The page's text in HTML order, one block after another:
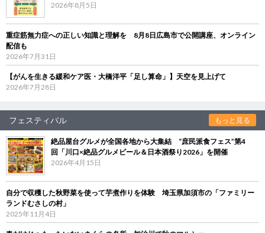
2026年8月5日
重症筋無力症への正しい知識と理解を 8月8日広島市で公開講座、オンライン
配信も
2026年7月31日
【がんを生きる緩和ケア医・大橋洋平「足し算命」】天空を見上げて
2026年7月28日
フェスティバル もっと見る
絶品屋台グルメが全国各地から大集結 “庶民派食フェス”第4
回「川口×絶品グルメビール＆日本酒祭り2026」を開催
2026年4月15日
自分で収穫した秋野菜を使って芋煮作りを体験 埼玉県加須市の「ファミリー
ランドむさしの村」
2025年11月4日